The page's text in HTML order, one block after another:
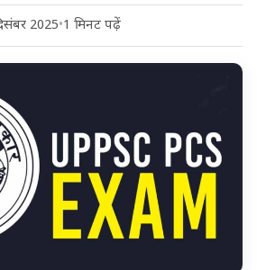
2025•1 मिनट पढ़ें